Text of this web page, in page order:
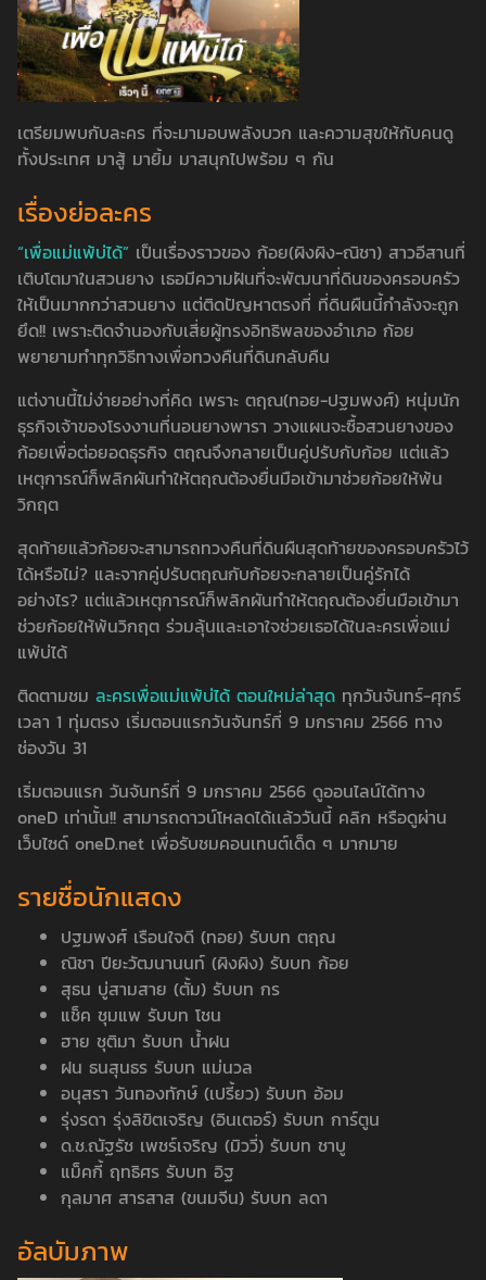
เตรียมพบกับละคร ที่จะมามอบพลังบวก และความสุขให้กับคนดู
ทั้งประเทศ มาสู้ มายิ้ม มาสนุกไปพร้อม ๆ กัน
เรื่องย่อละคร
“เพื่อแม่แพ้บ่ได้” เป็นเรื่องราวของ ก้อย(ผิงผิง-ณิชา) สาวอีสานที่
เติบโตมาในสวนยาง เธอมีความฝันที่จะพัฒนาที่ดินของครอบครัว
ให้เป็นมากกว่าสวนยาง แต่ติดปัญหาตรงที่ ที่ดินผืนนี้กำลังจะถูก
ยึด!! เพราะติดจำนองกับเสี่ยผู้ทรงอิทธิพลของอำเภอ ก้อย
พยายามทำทุกวิธีทางเพื่อทวงคืนที่ดินกลับคืน
แต่งานนี้ไม่ง่ายอย่างที่คิด เพราะ ตฤณ(ทอย-ปฐมพงศ์) หนุ่มนัก
ธุรกิจเจ้าของโรงงานที่นอนยางพารา วางแผนจะซื้อสวนยางของ
ก้อยเพื่อต่อยอดธุรกิจ ตฤณจึงกลายเป็นคู่ปรับกับก้อย แต่แล้ว
เหตุการณ์ก็พลิกผันทำให้ตฤณต้องยื่นมือเข้ามาช่วยก้อยให้พ้น
วิกฤต
สุดท้ายแล้วก้อยจะสามารถทวงคืนที่ดินผืนสุดท้ายของครอบครัวไว้
ได้หรือไม่? และจากคู่ปรับตฤณกับก้อยจะกลายเป็นคู่รักได้
อย่างไร? แต่แล้วเหตุการณ์ก็พลิกผันทำให้ตฤณต้องยื่นมือเข้ามา
ช่วยก้อยให้พ้นวิกฤต ร่วมลุ้นและเอาใจช่วยเธอได้ในละครเพื่อแม่
แพ้บ่ได้
ติดตามชม ละครเพื่อแม่แพ้บ่ได้ ตอนใหม่ล่าสุด ทุกวันจันทร์-ศุกร์
เวลา 1 ทุ่มตรง เริ่มตอนแรกวันจันทร์ที่ 9 มกราคม 2566 ทาง
ช่องวัน 31
เริ่มตอนแรก วันจันทร์ที่ 9 มกราคม 2566 ดูออนไลน์ได้ทาง
oneD เท่านั้น!! สามารถดาวน์โหลดได้เเล้ววันนี้ คลิก หรือดูผ่าน
เว็บไซด์ oneD.net เพื่อรับชมคอนเทนต์เด็ด ๆ มากมาย
รายชื่อนักแสดง
ปฐมพงศ์ เรือนใจดี (ทอย) รับบท ตฤณ
ณิชา ปียะวัฒนานนท์ (ผิงผิง) รับบท ก้อย
สุธน บู่สามสาย (ตั้ม) รับบท กร
แช็ค ชุมแพ รับบท โชน
ฮาย ชุติมา รับบท น้ำฝน
ฝน ธนสุนธร รับบท แม่นวล
อนุสรา วันทองทักษ์ (เปรี้ยว) รับบท อ้อม
รุ่งรดา รุ่งลิขิตเจริญ (อินเตอร์) รับบท การ์ตูน
ด.ช.ณัฐรัช เพชร์เจริญ (มิววี่) รับบท ชาบู
แม็คกี้ ฤทธิศร รับบท อิฐ
กุลมาศ สารสาส (ขนมจีน) รับบท ลดา
อัลบัมภาพ